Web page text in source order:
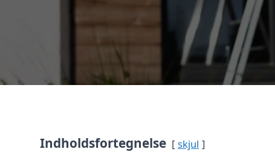
Indholdsfortegnelse skjul